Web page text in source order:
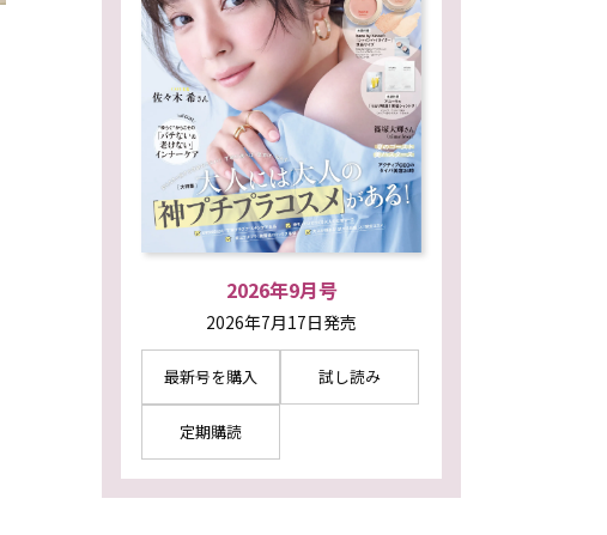
2026年9月号
2026年7月17日発売
最新号を購入 試し読み
定期購読